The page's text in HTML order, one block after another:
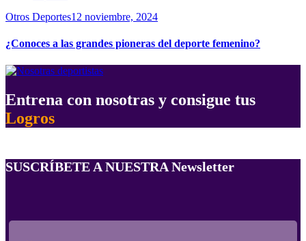
Otros Deportes12 noviembre, 2024
¿Conoces a las grandes pioneras del deporte femenino?
Entrena con nosotras y consigue tus
Logros
SUSCRÍBETE A NUESTRA Newsletter